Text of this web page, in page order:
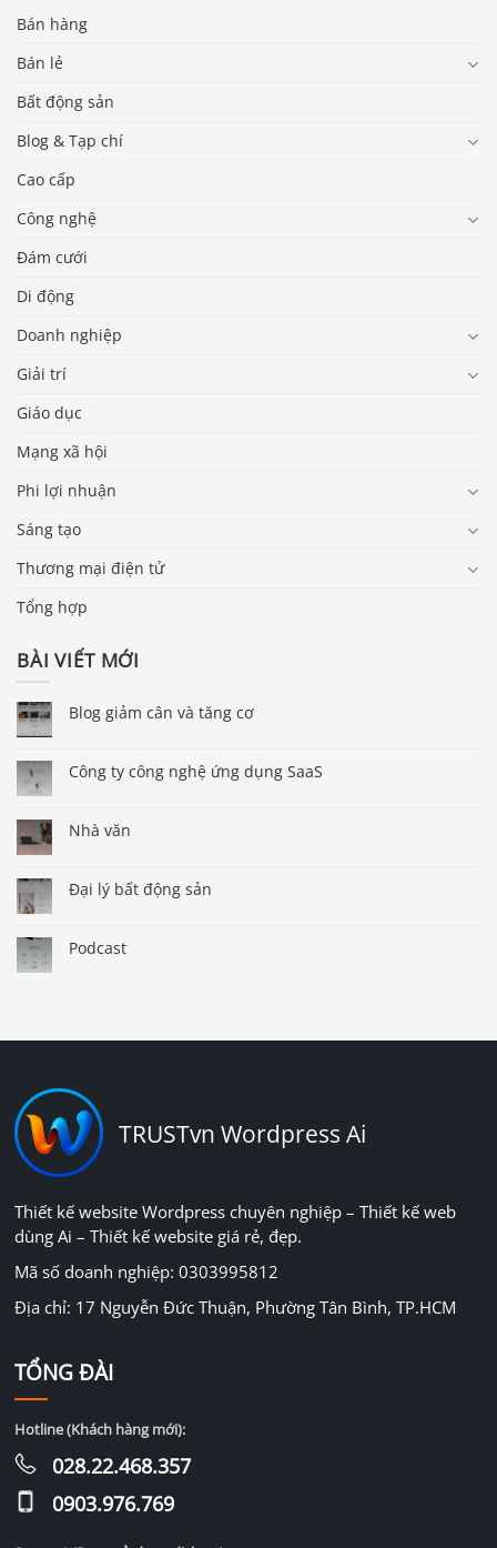
Bán hàng
Bán lẻ
Bất động sản
Blog & Tạp chí
Cao cấp
Công nghệ
Đám cưới
Di động
Doanh nghiệp
Giải trí
Giáo dục
Mạng xã hội
Phi lợi nhuận
Sáng tạo
Thương mại điện tử
Tổng hợp
BÀI VIẾT MỚI
Blog giảm cân và tăng cơ
Công ty công nghệ ứng dụng SaaS
Nhà văn
Đại lý bất động sản
Podcast
TRUSTvn Wordpress Ai
Thiết kế website Wordpress chuyên nghiệp – Thiết kế web
dùng Ai – Thiết kế website giá rẻ, đẹp.
Mã số doanh nghiệp: 0303995812
Địa chỉ: 17 Nguyễn Đức Thuận, Phường Tân Bình, TP.HCM
TỔNG ĐÀI
Hotline (Khách hàng mới):
028.22.468.357
0903.976.769